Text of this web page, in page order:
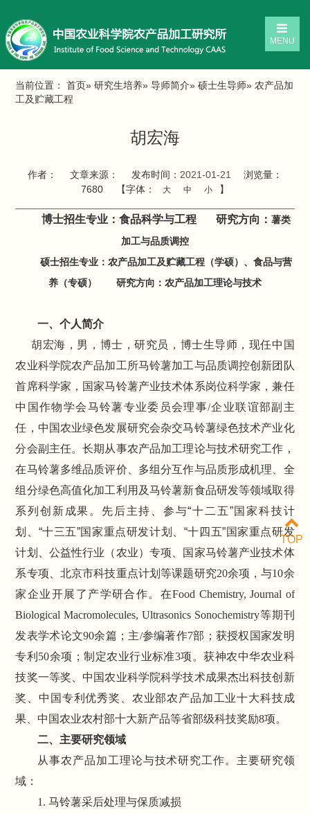
MENU
当前位置：首页»研究生培养»导师简介»硕士生导师» 农产品加
工及贮藏工程
胡宏海
作者： 文章来源： 发布时间： 2021-01-21
浏览量：
7680
【字体： 大 中 小 】
博士招生专业：食品科学与工程 研究方向： 薯类
加工与品质调控
硕士招生专业：农产品加工及贮藏工程（学硕）、食品与营
养（专硕） 研究方向：农产品加工理论与技术
一、个人简介
胡宏海，男，博士，研究员，博士生导师，现任中国
农业科学院农产品加工所马铃薯加工与品质调控创新团队
首席科学家，国家马铃薯产业技术体系岗位科学家，兼任
中国作物学会马铃薯专业委员会理事/企业联谊部副主
任，中国农业绿色发展研究会杂交马铃薯绿色技术产业化
分会副主任。长期从事农产品加工理论与技术研究工作，
在马铃薯多维品质评价、多组分互作与品质形成机理、全
组分绿色高值化加工利用及马铃薯新食品研发等领域取得
系列创新成果。先后主持、参与“十二五”国家科技计
划、“十三五”国家重点研发计划、“十四五”国家重点研发
计划、公益性行业（农业）专项、国家马铃薯产业技术体
系专项、北京市科技重点计划等课题研究20余项，与10余
家企业开展了产学研合作。在Food Chemistry, Journal of
Biological Macromolecules, Ultrasonics Sonochemistry等期刊
发表学术论文90余篇；主/参编著作7部；获授权国家发明
专利 50余项；制定农业行业标准3项。获神农中华农业科
技奖一等奖、中国农业科学院科学技术成果杰出科技创新
奖、中国专利优秀奖、农业部农产品加工业十大科技成
果、中国农业农村部十大新产品等省部级科技奖励8项。
二、主要研究领域
从事农产品加工理论与技术研究工作。主要研究领
域：
1.马铃薯采后处理与保质减损
TOP